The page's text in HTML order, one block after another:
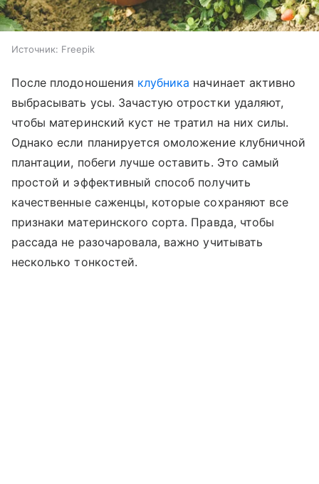
Источник: Freepik
После плодоношения клубника начинает активно
выбрасывать усы. Зачастую отростки удаляют,
чтобы материнский куст не тратил на них силы.
Однако если планируется омоложение клубничной
плантации, побеги лучше оставить. Это самый
простой и эффективный способ получить
качественные саженцы, которые сохраняют все
признаки материнского сорта. Правда, чтобы
рассада не разочаровала, важно учитывать
несколько тонкостей.